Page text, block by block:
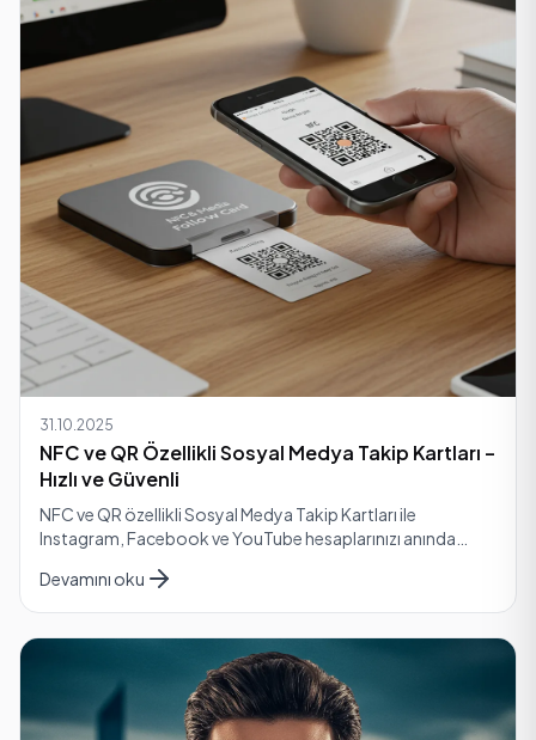
31.10.2025
NFC ve QR Özellikli Sosyal Medya Takip Kartları –
Hızlı ve Güvenli
NFC ve QR özellikli Sosyal Medya Takip Kartları ile
Instagram, Facebook ve YouTube hesaplarınızı anında
Devamını oku